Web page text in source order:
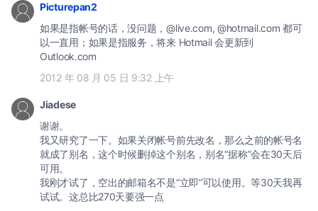
Picturepan2
如果是指帐号的话，没问题，@live.com, @hotmail.com 都可
以一直用；如果是指服务，将来 Hotmail 会更新到
Outlook.com
2012 年 08 月 05 日 9:32 上午
Jiadese
谢谢。
我又研究了一下。如果关闭帐号前先改名，那么之前的帐号名
就成了别名，这个时候删掉这个别名，别名“据称”会在30天后
可用。
我刚才试了，空出的邮箱名不是“立即”可以使用。等30天我再
试试。这总比270天要强一点